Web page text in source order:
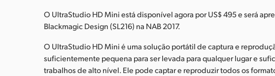
O UltraStudio HD Mini está disponível agora por US$ 495 e será
Blackmagic Design (SL216) na NAB 2017.
O UltraStudio HD Mini é uma solução portátil de captura e
suficientemente pequena para ser levada para qualquer lugar e
trabalhos de alto nível. Ele pode captar e reproduzir todos os